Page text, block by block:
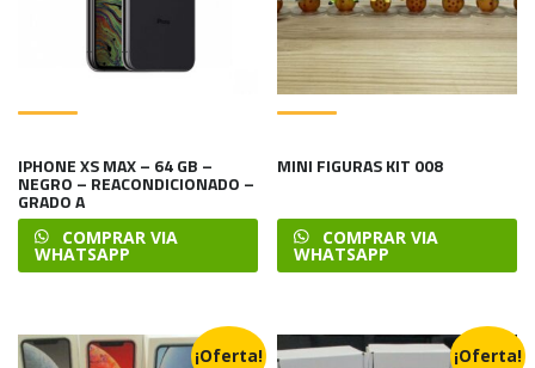
IPHONE XS MAX – 64 GB –
NEGRO – REACONDICIONADO –
GRADO A
COMPRAR VIA
WHATSAPP
MINI FIGURAS KIT 008
COMPRAR VIA
WHATSAPP
¡Oferta! ¡Oferta!